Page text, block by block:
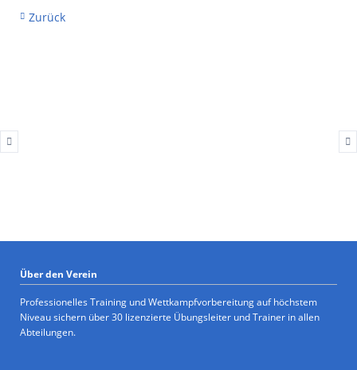
Zurück
Über den Verein
Professionelles Training und Wettkampfvorbereitung auf höchstem
Niveau sichern über 30 lizenzierte Übungsleiter und Trainer in allen
Abteilungen.